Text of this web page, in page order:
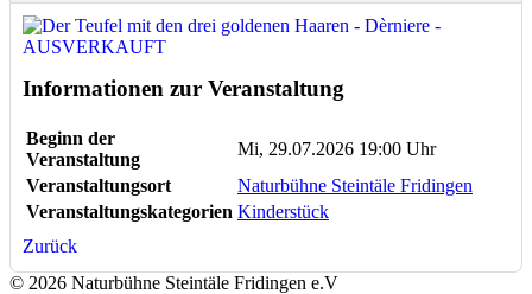
Informationen zur Veranstaltung
Beginn der
Veranstaltung
Mi, 29.07.2026 19:00 Uhr
Veranstaltungsort
Naturbühne Steintäle Fridingen
Veranstaltungskategorien Kinderstück
Zurück
© 2026 Naturbühne Steintäle Fridingen e.V